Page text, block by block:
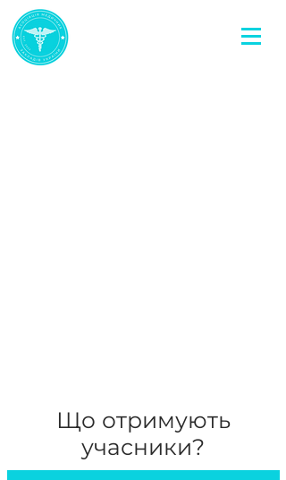
Що отримують
учасники?